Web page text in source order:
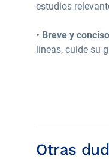
estudios
• Breve y
líneas, cuide su
Otras